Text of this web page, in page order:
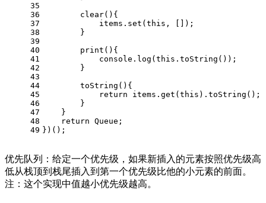
35
36
37
38
39
40
41
42
43
44
45
46
47
48
49
clear( ){
            items.
set ( this , []);
        }
print ( ){
console . log ( this . toString ());
        }
toString ( ){
return items. get ( this ). toString ();
        }
    }
return Queue ;
})();
优先队列：给定一个优先级，如果新插入的元素按照优先级高
低从栈顶到栈尾插入到第一个优先级比他的小元素的前面。
注：这个实现中值越小优先级越高。